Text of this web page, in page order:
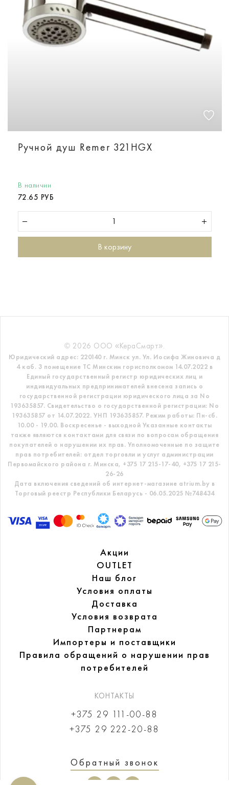
Ручной душ Remer 321HGX
В наличии
72.65 РУБ
В корзину
© 2026 ООО «КераСмарт».
Юридический адрес: 220140 г. Минск ул. Ул. Иосифа Жиновича д
4 каб. 3 помещение ТС Минским горисполкомом 14.07.2022 в
Единый государственный регистр юридических лиц и
индивидуальных предпринимателей внесена запись о
государственной регистрации юридического лица за No
193635857. Свидетельство о государственной регистрации: No
193635857 от 14.07.2022. УНП 193635857. Режим работы: Пн-сб.
10.00 - 19.00. Воскресенье - выходной Указанные контакты
также являются контактами для связи по вопросам обращения
покупателей о нарушении их прав. Уполномоченные по защите
прав потребителей: отдел торговли и услуг администрации
Первомайского района г. Минска, +375 17 215-17-40, +375 17 215-
26-26
Дата включения сведений об интернет-магазине atrium.by в
Торговый реестр Республики Беларусь - 06.05.2025 №748434
Акции
OUTLET
Наш блог
Условия оплаты
Доставка
Условия возврата
Партнерам
Импортеры и поставщики
Правила обращений о нарушении прав
потребителей
КОНТАКТЫ
+375 29 111-00-88
+375 29 222-20-88
Обратный звонок
Здравствуйте! Если у Вас